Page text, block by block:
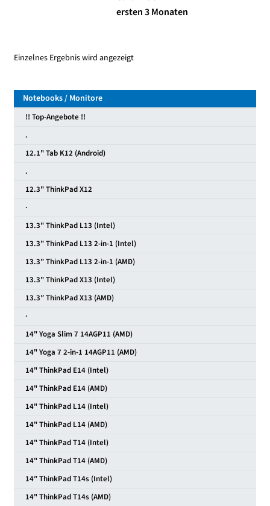
ersten 3 Monaten
Einzelnes Ergebnis wird angezeigt
Notebooks / Monitore
!! Top-Angebote !!
.
12.1" Tab K12 (Android)
.
12.3" ThinkPad X12
·
13.3" ThinkPad L13 (Intel)
13.3" ThinkPad L13 2-in-1 (Intel)
13.3" ThinkPad L13 2-in-1 (AMD)
13.3" ThinkPad X13 (Intel)
13.3″ ThinkPad X13 (AMD)
·
14" Yoga Slim 7 14AGP11 (AMD)
14" Yoga 7 2-in-1 14AGP11 (AMD)
14" ThinkPad E14 (Intel)
14" ThinkPad E14 (AMD)
14" ThinkPad L14 (Intel)
14" ThinkPad L14 (AMD)
14" ThinkPad T14 (Intel)
14" ThinkPad T14 (AMD)
14″ ThinkPad T14s (Intel)
14" ThinkPad T14s (AMD)